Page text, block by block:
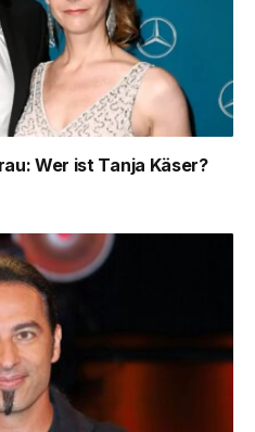
Wer ist Tanja Käser?